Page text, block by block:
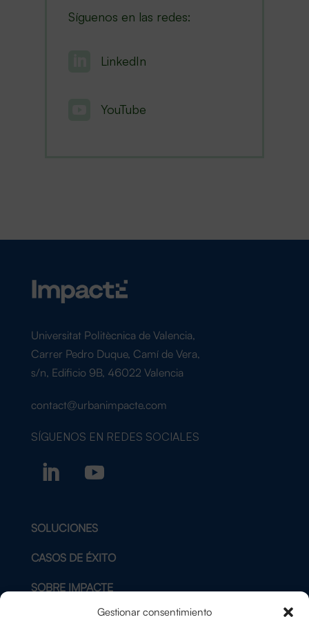
Gestionar consentimiento
Síguenos en las redes:
LinkedIn
YouTube
Universitat Politècnica de Valencia,
Carrer Pedro Duque, Camí de Vera,
s/n, Edificio 9B, 46022 Valencia
contact@urbanimpacte.com
SÍGUENOS EN REDES SOCIALES
SOLUCIONES
CASOS DE ÉXITO
SOBRE IMPACTE